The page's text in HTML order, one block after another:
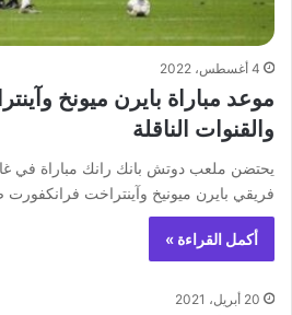
4 أغسطس، 2022
موعد مباراة بايرن ميونخ
والقنوات الناقلة
يحتضن ملعب دوتش بانك رانك مباراة في
فريقي بايرن ميونيخ وآينتراخت
أكمل القراءة »
20 أبريل، 2021